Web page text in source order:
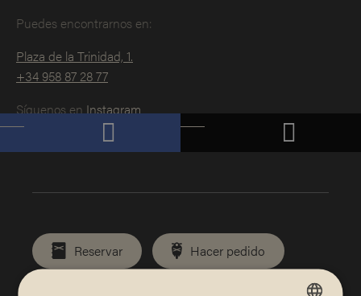
Puedes encontrarnos en:
Plaza de la Trinidad, 1.
+34 958 87 28 77
Síguenos enInstagram
Reservar Hacer pedido